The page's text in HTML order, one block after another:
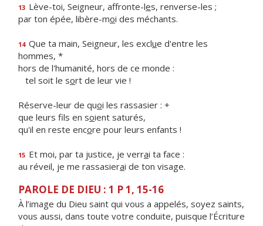
13 Lève-toi, Seigneur, affronte-les, renverse-les ;
par ton épée, libère-moi des méchants.
14 Que ta main, Seigneur, les exclue d'entre les
hommes, *
hors de l'humanité, hors de ce monde :
tel soit le sort de leur vie !
Réserve-leur de quoi les rassasier : +
que leurs fils en soient saturés,
qu'il en reste encore pour leurs enfants !
15 Et moi, par ta justice, je verrai ta face :
au réveil, je me rassasierai de ton visage.
PAROLE DE DIEU : 1 P 1, 15-16
À l’image du Dieu saint qui vous a appelés, soyez saints,
vous aussi, dans toute votre conduite, puisque l’Écriture